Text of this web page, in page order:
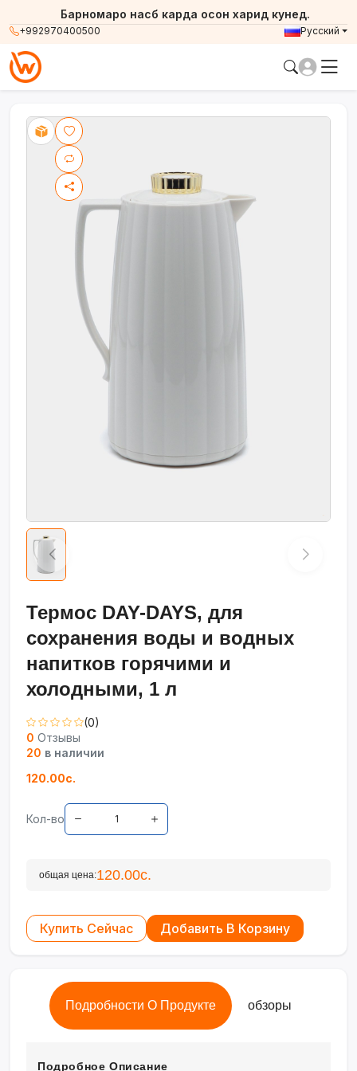
+992970400500
Барномаро насб карда осон харид кунед.
Русский
Термос DAY-DAYS, для
сохранения воды и водных
напитков горячими и
холодными, 1 л
(0)
0 Отзывы
20 в наличии
120.00с.
Кол-во
общая цена:120.00с.
Купить Сейчас Добавить В Корзину
Подробности О Продукте обзоры
Подробное Описание